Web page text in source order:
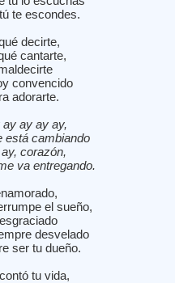
te escondes.
decirte,
cantarte,
convencido
adorarte.
ay ay ay,
está cambiando
corazón,
va entregando.
el sueño,
desvelado
ser tu dueño.
tu vida,